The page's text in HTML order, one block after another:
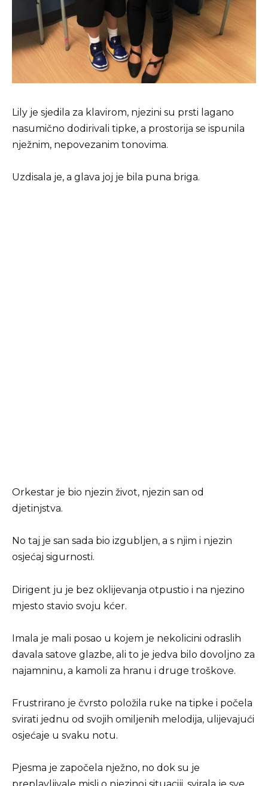
Lily je sjedila za klavirom, njezini su prsti lagano
nasumično dodirivali tipke, a prostorija se ispunila
nježnim, nepovezanim tonovima.
Uzdisala je, a glava joj je bila puna briga.
Orkestar je bio njezin život, njezin san od
djetinjstva.
No taj je san sada bio izgubljen, a s njim i njezin
osjećaj sigurnosti.
Dirigent ju je bez oklijevanja otpustio i na njezino
mjesto stavio svoju kćer.
Imala je mali posao u kojem je nekolicini odraslih
davala satove glazbe, ali to je jedva bilo dovoljno za
najamninu, a kamoli za hranu i druge troškove.
Frustrirano je čvrsto položila ruke na tipke i počela
svirati jednu od svojih omiljenih melodija, ulijevajući
osjećaje u svaku notu.
Pjesma je započela nježno, no dok su je